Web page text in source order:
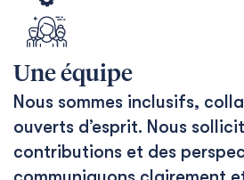
Une équipe
Nous sommes inclusifs,
ouverts d’esprit. Nous
contributions et des